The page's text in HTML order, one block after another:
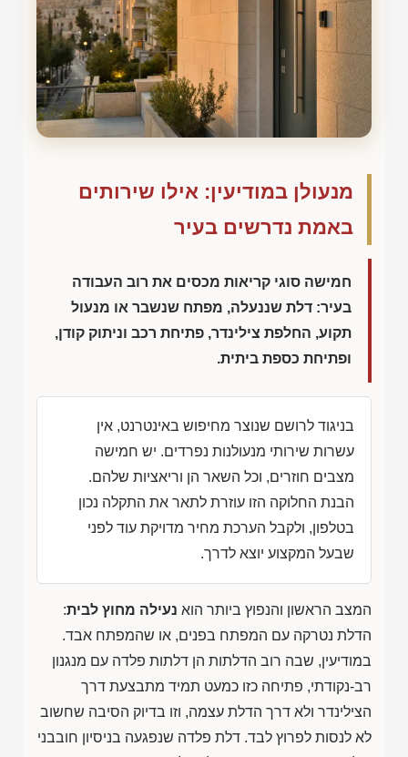
מנעולן במודיעין: אילו שירותים
באמת נדרשים בעיר
חמישה סוגי קריאות מכסים את רוב העבודה
בעיר: דלת שננעלה, מפתח שנשבר או מנעול
תקוע, החלפת צילינדר, פתיחת רכב וניתוק קודן,
ופתיחת כספת ביתית.
בניגוד לרושם שנוצר מחיפוש באינטרנט, אין
עשרות שירותי מנעולנות נפרדים. יש חמישה
מצבים חוזרים, וכל השאר הן וריאציות שלהם.
הבנת החלוקה הזו עוזרת לתאר את התקלה נכון
בטלפון, ולקבל הערכת מחיר מדויקת עוד לפני
שבעל המקצוע יוצא לדרך.
המצב הראשון והנפוץ ביותר הוא נעילה מחוץ לבית:
הדלת נטרקה עם המפתח בפנים, או שהמפתח אבד.
במודיעין, שבה רוב הדלתות הן דלתות פלדה עם מנגנון
רב-נקודתי, פתיחה כזו כמעט תמיד מתבצעת דרך
הצילינדר ולא דרך הדלת עצמה, וזו בדיוק הסיבה שחשוב
לא לנסות לפרוץ לבד. דלת פלדה שנפגעה בניסיון חובבני